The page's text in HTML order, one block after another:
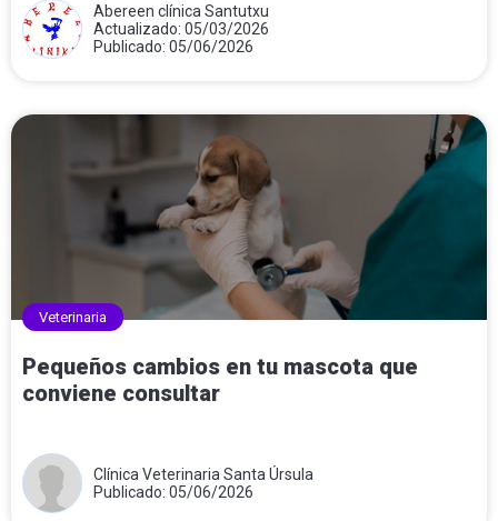
Abereen clínica Santutxu
Actualizado: 05/03/2026
Publicado: 05/06/2026
Veterinaria
Pequeños cambios en tu mascota que
conviene consultar
Clínica Veterinaria Santa Úrsula
Publicado: 05/06/2026